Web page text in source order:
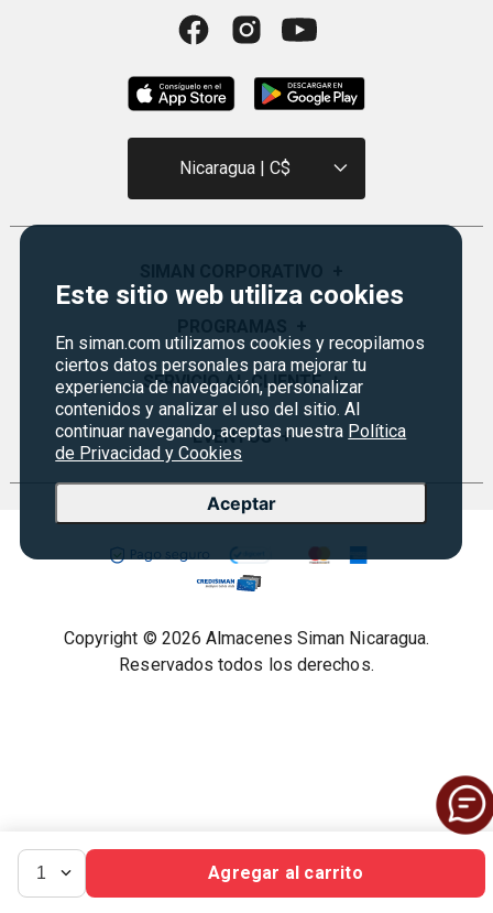
Este sitio web utiliza cookies
En siman.com utilizamos cookies y recopilamos
ciertos datos personales para mejorar tu
experiencia de navegación, personalizar
contenidos y analizar el uso del sitio. Al
continuar navegando, aceptas nuestra Política
de Privacidad y Cookies
Aceptar
1 Agregar al carrito
Nicaragua | C$
Visión y Misión
Historia
Sucursales
Servicios
Empleos Siman
Monedero
Certificados de Regalo
Siman PRO
Credisiman
SERVICIO AL CLIENTE +
Preguntas Frecuentes
Contáctenos
Política de Privacidad
Terminos Legales
EVENTOS +
Fiesta del fútbol
Rebajas
Copyright © 2026 Almacenes Siman Nicaragua.
Reservados todos los derechos.